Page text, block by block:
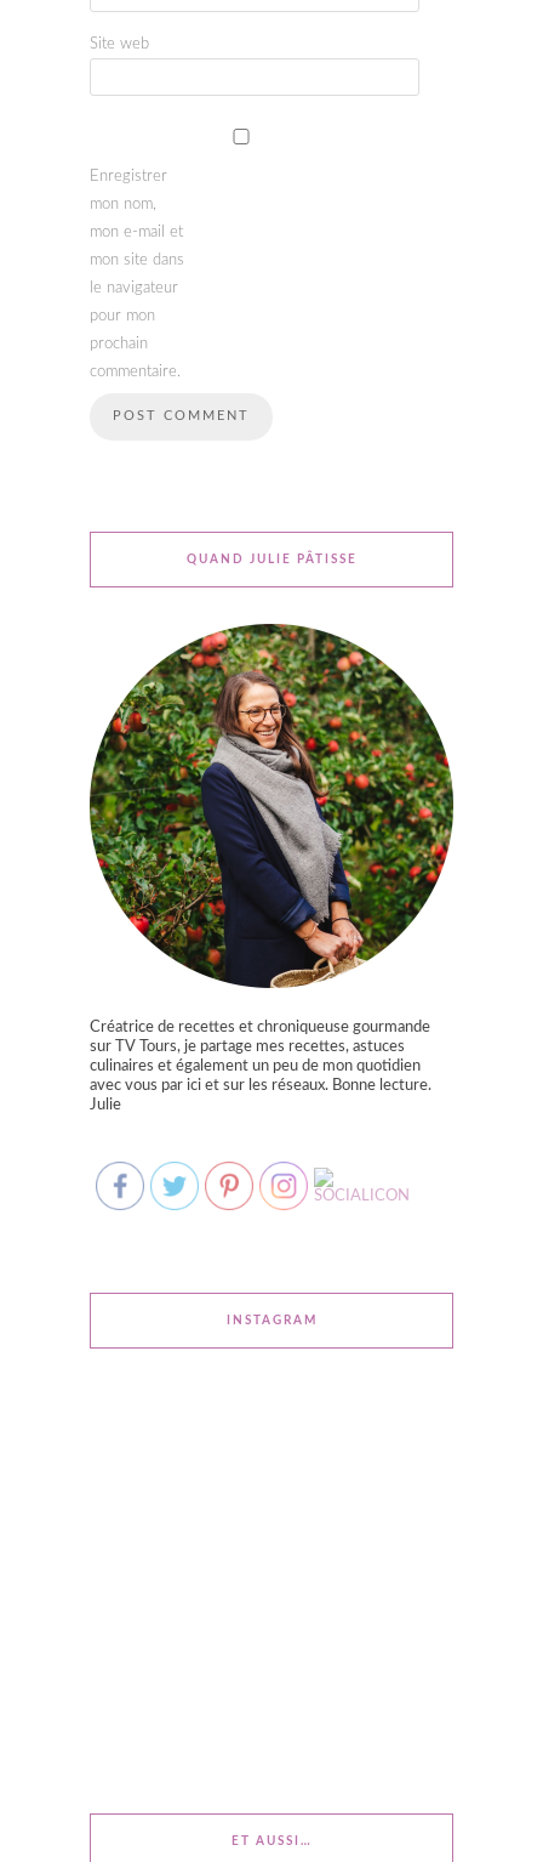
Site web
Enregistrer
mon nom,
mon e-mail et
mon site dans
le navigateur
pour mon
prochain
commentaire.
QUAND JULIE PÂTISSE
Créatrice de recettes et chroniqueuse gourmande
sur TV Tours, je partage mes recettes, astuces
culinaires et également un peu de mon quotidien
avec vous par ici et sur les réseaux. Bonne lecture.
Julie
INSTAGRAM
ET AUSSI…